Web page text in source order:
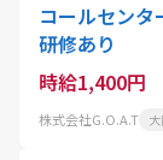
コールセン
研修あり
時給1,400円
株式会社G.O.A.T